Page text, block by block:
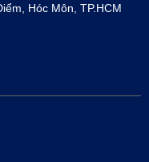
Hóc Môn, TP.HCM